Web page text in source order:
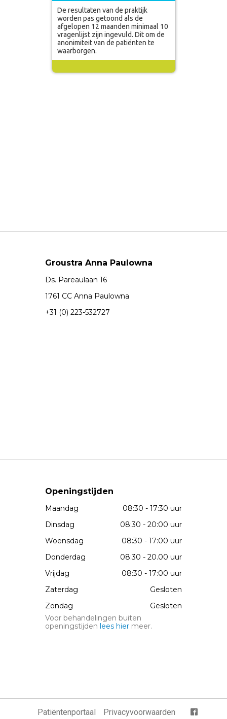
Groustra Anna Paulowna
Ds. Pareaulaan 16
1761 CC Anna Paulowna
+31 (0) 223-532727
Openingstijden
Maandag
08:30 - 17:30 uur
Dinsdag
08:30 - 20:00 uur
Woensdag
08:30 - 17:00 uur
Donderdag
08:30 - 20.00 uur
Vrijdag
08:30 - 17:00 uur
Zaterdag
Gesloten
Zondag
Gesloten
Voor behandelingen buiten
openingstijden lees hier meer.
Patiëntenportaal Privacyvoorwaarden